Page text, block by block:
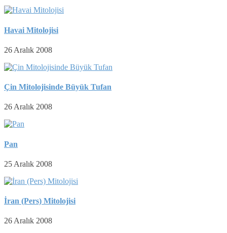
Havai Mitolojisi
26 Aralık 2008
Çin Mitolojisinde Büyük Tufan
26 Aralık 2008
Pan
25 Aralık 2008
İran (Pers) Mitolojisi
26 Aralık 2008